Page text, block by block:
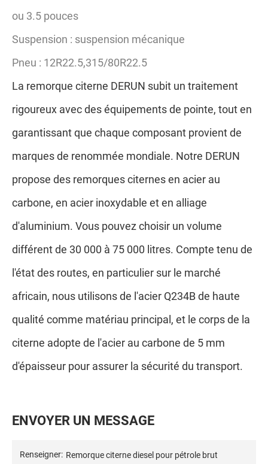
ou 3.5 pouces
Suspension : suspension mécanique
Pneu : 12R22.5,315/80R22.5
La remorque citerne DERUN subit un traitement
rigoureux avec des équipements de pointe, tout en
garantissant que chaque composant provient de
marques de renommée mondiale. Notre DERUN
propose des remorques citernes en acier au
carbone, en acier inoxydable et en alliage
d'aluminium. Vous pouvez choisir un volume
différent de 30 000 à 75 000 litres. Compte tenu de
l'état des routes, en particulier sur le marché
africain, nous utilisons de l'acier Q234B de haute
qualité comme matériau principal, et le corps de la
citerne adopte de l'acier au carbone de 5 mm
d'épaisseur pour assurer la sécurité du transport.
ENVOYER UN MESSAGE
Renseigner: